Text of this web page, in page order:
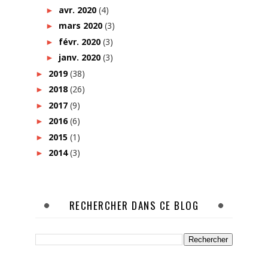
► avr. 2020 (4)
► mars 2020 (3)
► févr. 2020 (3)
► janv. 2020 (3)
► 2019(38)
► 2018 (26)
► 2017 (9)
► 2016(6)
► 2015 (1)
► 2014(3)
RECHERCHER DANS CE BLOG